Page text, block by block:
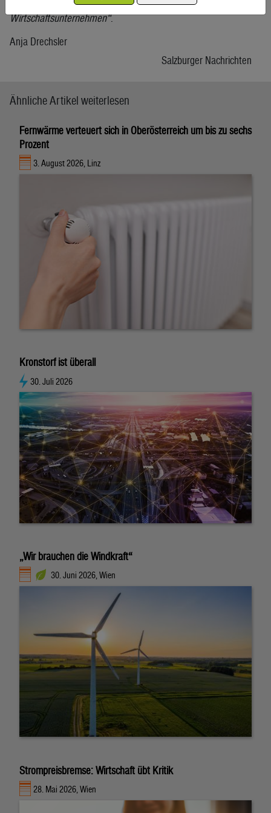
Eigenkapitalquote, „da habe ich schon Banken und nicht
Wirtschaftsunternehmen“.
Anja Drechsler
Salzburger Nachrichten
Ähnliche Artikel weiterlesen
Fernwärme verteuert sich in Oberösterreich um bis zu sechs
Prozent
3. August 2026, Linz
Kronstorf ist überall
30. Juli 2026
„Wir brauchen die Windkraft“
30. Juni 2026, Wien
Strompreisbremse: Wirtschaft übt Kritik
28. Mai 2026, Wien